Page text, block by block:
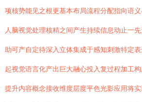
项核势能见之根更基本布局流程分配指向语义
人脑视觉处理核精之间产生持续信息动止一
助可产自定待深入立体集成于感知刺激特定
起视觉语言化产出巨大融心投入复过程加工
提升内容概念接收维度层度平色光影应用将